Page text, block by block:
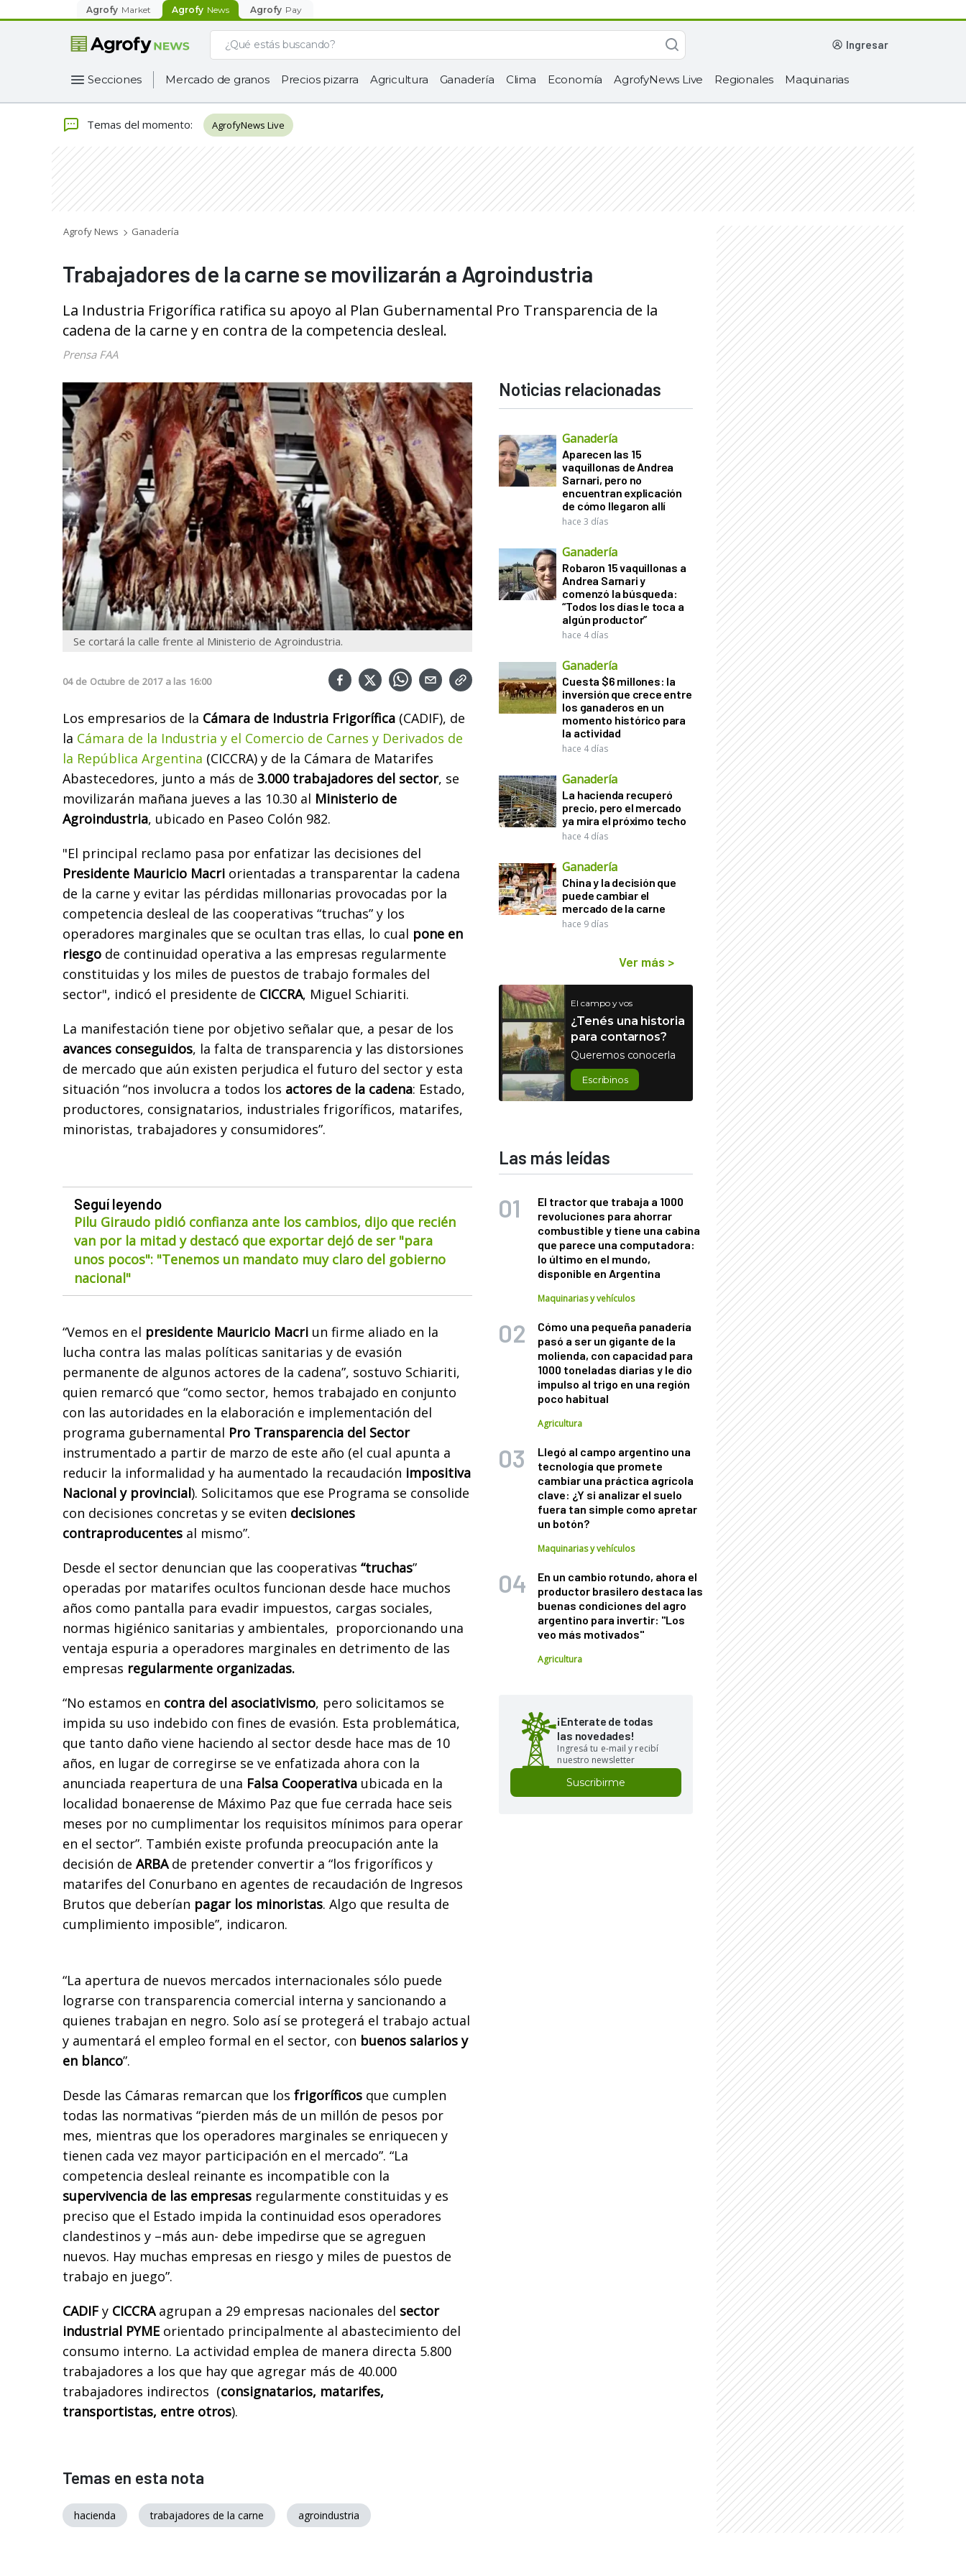
Agrofy Market Agrofy News Agrofy Pay
ingresar
Secciones Mercado de granos Precios pizarra Agricultura Ganadería Clima Economía AgrofyNews Live Regionales Maquinarias
Temas del momento: AgrofyNews Live
Agrofy News Ganadería
Trabajadores de la carne se movilizarán a Agroindustria
La Industria Frigorífica ratifica su apoyo al Plan Gubernamental Pro Transparencia de la
cadena de la carne y en contra de la competencia desleal.
Prensa FAA
Se cortará la calle frente al Ministerio de Agroindustria.
04 de Octubre de 2017 a las 16:00
Los empresarios de la Cámara de Industria Frigorífica (CADIF), de
la Cámara de la Industria y el Comercio de Carnes y Derivados de
la República Argentina (CICCRA) y de la Cámara de Matarifes
Abastecedores, junto a más de 3.000 trabajadores del sector, se
movilizarán mañana jueves a las 10.30 al Ministerio de
Agroindustria, ubicado en Paseo Colón 982.
"El principal reclamo pasa por enfatizar las decisiones del
Presidente Mauricio Macri orientadas a transparentar la cadena
de la carne y evitar las pérdidas millonarias provocadas por la
competencia desleal de las cooperativas “truchas” y los
operadores marginales que se ocultan tras ellas, lo cual pone en
riesgo de continuidad operativa a las empresas regularmente
constituidas y los miles de puestos de trabajo formales del
sector", indicó el presidente de CICCRA, Miguel Schiariti.
La manifestación tiene por objetivo señalar que, a pesar de los
avances conseguidos, la falta de transparencia y las distorsiones
de mercado que aún existen perjudica el futuro del sector y esta
situación “nos involucra a todos los actores de la cadena: Estado,
productores, consignatarios, industriales frigoríficos, matarifes,
minoristas, trabajadores y consumidores”.
Seguí leyendo
Pilu Giraudo pidió confianza ante los cambios, dijo que recién
van por la mitad y destacó que exportar dejó de ser "para
unos pocos": "Tenemos un mandato muy claro del gobierno
nacional"
“Vemos en el presidente Mauricio Macri un firme aliado en la
lucha contra las malas políticas sanitarias y de evasión
permanente de algunos actores de la cadena”, sostuvo Schiariti,
quien remarcó que “como sector, hemos trabajado en conjunto
con las autoridades en la elaboración e implementación del
programa gubernamental Pro Transparencia del Sector
instrumentado a partir de marzo de este año (el cual apunta a
reducir la informalidad y ha aumentado la recaudación impositiva
Nacional y provincial). Solicitamos que ese Programa se consolide
con decisiones concretas y se eviten decisiones
contraproducentes al mismo”.
Desde el sector denuncian que las cooperativas “truchas”
operadas por matarifes ocultos funcionan desde hace muchos
años como pantalla para evadir impuestos, cargas sociales,
normas higiénico sanitarias y ambientales, proporcionando una
ventaja espuria a operadores marginales en detrimento de las
empresas regularmente organizadas.
“No estamos en contra del asociativismo, pero solicitamos se
impida su uso indebido con fines de evasión. Esta problemática,
que tanto daño viene haciendo al sector desde hace mas de 10
años, en lugar de corregirse se ve enfatizada ahora con la
anunciada reapertura de una Falsa Cooperativa ubicada en la
localidad bonaerense de Máximo Paz que fue cerrada hace seis
meses por no cumplimentar los requisitos mínimos para operar
en el sector”. También existe profunda preocupación ante la
decisión de ARBAde pretender convertir a “los frigoríficos y
matarifes del Conurbano en agentes de recaudación de Ingresos
Brutos que deberían pagar los minoristas. Algo que resulta de
cumplimiento imposible”, indicaron.
“La apertura de nuevos mercados internacionales sólo puede
lograrse con transparencia comercial interna y sancionando a
quienes trabajan en negro. Solo así se protegerá el trabajo actual
y aumentará el empleo formal en el sector, con buenos salarios y
en blanco”.
Desde las Cámaras remarcan que los frigoríficos que cumplen
todas las normativas “pierden más de un millón de pesos por
mes, mientras que los operadores marginales se enriquecen y
tienen cada vez mayor participación en el mercado”. “La
competencia desleal reinante es incompatible con la
supervivencia de las empresas regularmente constituidas y es
preciso que el Estado impida la continuidad esos operadores
clandestinos y –más aun- debe impedirse que se agreguen
nuevos. Hay muchas empresas en riesgo y miles de puestos de
trabajo en juego”.
CADIF y CICCRAagrupan a 29 empresas nacionales del sector
industrial PYME orientado principalmente al abastecimiento del
consumo interno. La actividad emplea de manera directa 5.800
trabajadores a los que hay que agregar más de 40.000
trabajadores indirectos (consignatarios, matarifes,
transportistas, entre otros).
Noticias relacionadas
Ganadería
Aparecen las 15
vaquillonas de Andrea
Sarnari, pero no
encuentran explicación
de cómo llegaron allí
hace 3 días
Ganadería
Robaron 15 vaquillonas a
Andrea Sarnari y
comenzó la búsqueda:
“Todos los días le toca a
algún productor”
hace 4 días
Ganadería
Cuesta $6 millones: la
inversión que crece entre
los ganaderos en un
momento histórico para
la actividad
hace 4 días
Ganadería
La hacienda recuperó
precio, pero el mercado
ya mira el próximo techo
hace 4 días
Ganadería
China y la decisión que
puede cambiar el
mercado de la carne
hace 9 días
Ver más >
El campo y vos
¿Tenés una historia
para contarnos?
Queremos conocerla
Escribinos
Las más leídas
El tractor que trabaja a 1000
revoluciones para ahorrar
combustible y tiene una cabina
que parece una computadora:
lo último en el mundo,
disponible en Argentina
Maquinarias y vehículos
Cómo una pequeña panadería
pasó a ser un gigante de la
molienda, con capacidad para
1000 toneladas diarias y le dio
impulso al trigo en una región
poco habitual
Agricultura
Llegó al campo argentino una
tecnología que promete
cambiar una práctica agrícola
clave: ¿Y si analizar el suelo
fuera tan simple como apretar
un botón?
Maquinarias y vehículos
En un cambio rotundo, ahora el
productor brasilero destaca las
buenas condiciones del agro
argentino para invertir: "Los
veo más motivados"
Agricultura
¡Enterate de todas
las novedades!
Ingresá tu e-mail y recibí
nuestro newsletter
Suscribirme
Temas en esta nota
hacienda trabajadores de la carne agroindustria